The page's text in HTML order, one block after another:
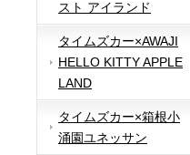
スト アイランド
タイムズカー×AWAJI
HELLO KITTY APPLE
LAND
タイムズカー×箱根小
涌園ユネッサン